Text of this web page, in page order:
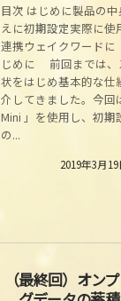
目次 はじめに製品の
えに初期設定実際に
連携ウェイクワード
じめに 前回までは、
状をはじめ基本的な仕
介してきました。今回
Mini 」を使用し、初
の...
2019年3月19
（最終回）オン